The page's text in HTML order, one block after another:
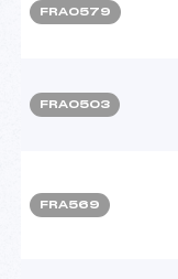
FRA0579
FRA0503
FRA569